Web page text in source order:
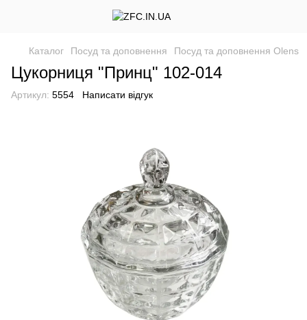
Каталог Посуд та доповнення Посуд та доповнення Olens
Цукорниця "Принц" 102-014
Артикул: 5554 Написати відгук